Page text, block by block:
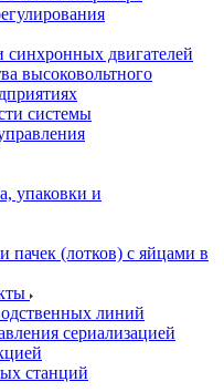
двигателей
высоковольтного
системы
упаковки и
пачек (лотков) с яйцами в
линий
сериализацией
станций